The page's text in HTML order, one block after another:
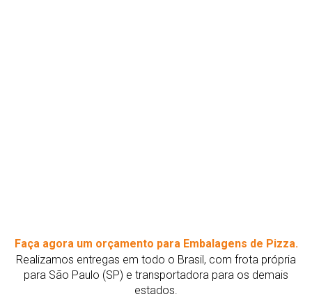
Faça agora um orçamento para Embalagens de Pizza.
Realizamos entregas em todo o Brasil, com frota própria
para São Paulo (SP) e transportadora para os demais
estados.